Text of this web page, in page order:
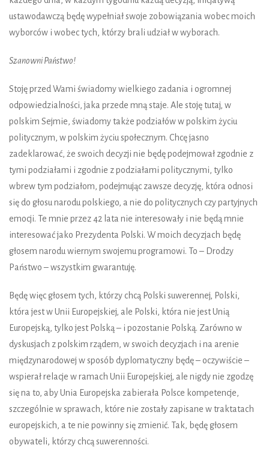
ustawodawczą będę wypełniał swoje zobowiązania wobec moich
wyborców i wobec tych, którzy brali udział w wyborach.
Szanowni Państwo!
Stoję przed Wami świadomy wielkiego zadania i ogromnej
odpowiedzialności, jaka przede mną staje. Ale stoję tutaj, w
polskim Sejmie, świadomy także podziałów w polskim życiu
politycznym, w polskim życiu społecznym. Chcę jasno
zadeklarować, że swoich decyzji nie będę podejmował zgodnie z
tymi podziałami i zgodnie z podziałami politycznymi, tylko
wbrew tym podziałom, podejmując zawsze decyzję, która odnosi
się do głosu narodu polskiego, a nie do politycznych czy partyjnych
emocji. Te mnie przez 42 lata nie interesowały i nie będą mnie
interesować jako Prezydenta Polski. W moich decyzjach będę
głosem narodu wiernym swojemu programowi. To – Drodzy
Państwo – wszystkim gwarantuję.
Będę więc głosem tych, którzy chcą Polski suwerennej, Polski,
która jest w Unii Europejskiej, ale Polski, która nie jest Unią
Europejską, tylko jest Polską – i pozostanie Polską. Zarówno w
dyskusjach z polskim rządem, w swoich decyzjach i na arenie
międzynarodowej w sposób dyplomatyczny będę – oczywiście –
wspierał relacje w ramach Unii Europejskiej, ale nigdy nie zgodzę
się na to, aby Unia Europejska zabierała Polsce kompetencje,
szczególnie w sprawach, które nie zostały zapisane w traktatach
europejskich, a te nie powinny się zmienić. Tak, będę głosem
obywateli, którzy chcą suwerenności.